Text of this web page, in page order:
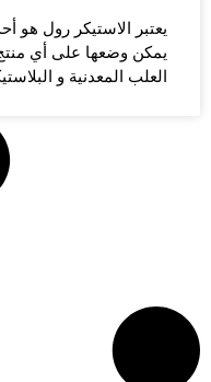
يعتبر الاستيكر رول هو
يمكن وضعها على أي
العلب المعدنية و